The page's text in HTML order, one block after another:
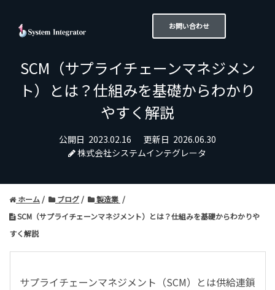
お問い合わせ
SCM（サプライチェーンマネジメン
ト）とは？仕組みを基礎からわかり
やすく解説
公開日 2023.02.16 更新日 2026.06.30
株式会社システムインテグレータ
ホーム ブログ
製造業
SCM（サプライチェーンマネジメント）とは？仕組みを基礎からわかりや
すく解説
サプライチェーンマネジメント（SCM）とは供給連鎖